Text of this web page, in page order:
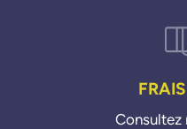
Consultez